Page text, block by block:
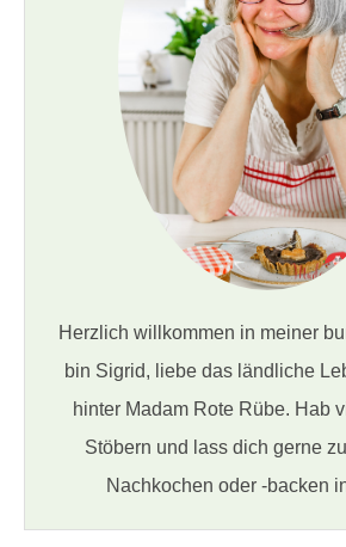
Herzlich willkommen in meiner
bin Sigrid, liebe das ländliche
hinter Madam Rote Rübe. Hab
Stöbern und lass dich gerne
Nachkochen oder -backen